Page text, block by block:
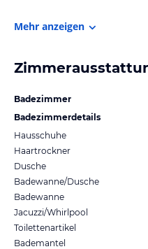
Mehr anzeigen
Badezimmer
Badezimmerdetails
Hausschuhe
Haartrockner
Dusche
Badewanne/Dusche
Badewanne
Jacuzzi/Whirlpool
Toilettenartikel
Bademantel